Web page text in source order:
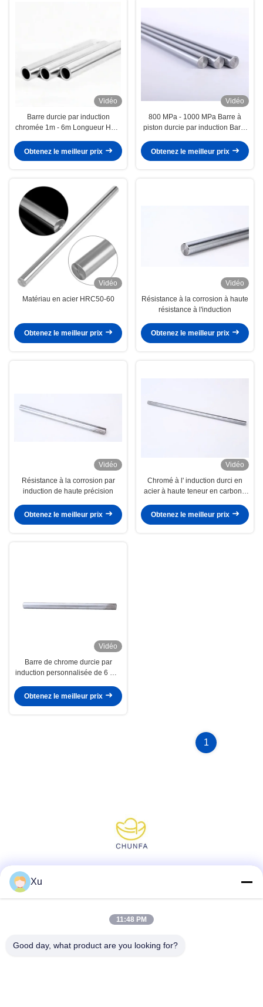
Vidéo
Barre durcie par induction
chromée 1m - 6m Longueur HRC
Obtenez le meilleur prix
Vidéo
800 MPa - 1000 MPa Barre à
piston durcie par induction Barre
Obtenez le meilleur prix
Vidéo
Matériau en acier HRC50-60
Obtenez le meilleur prix
Vidéo
Résistance à la corrosion à haute
résistance à l'induction
Obtenez le meilleur prix
Vidéo
Résistance à la corrosion par
induction de haute précision
Obtenez le meilleur prix
Vidéo
Chromé à l' induction durci en
acier à haute teneur en carbone
Obtenez le meilleur prix
Vidéo
Barre de chrome durcie par
induction personnalisée de 6 mm
Obtenez le meilleur prix
1
Xu
11:48 PM
Good day, what product are you looking for?